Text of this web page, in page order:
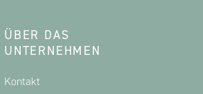
ÜBER DAS
UNTERNEHMEN
Kontakt